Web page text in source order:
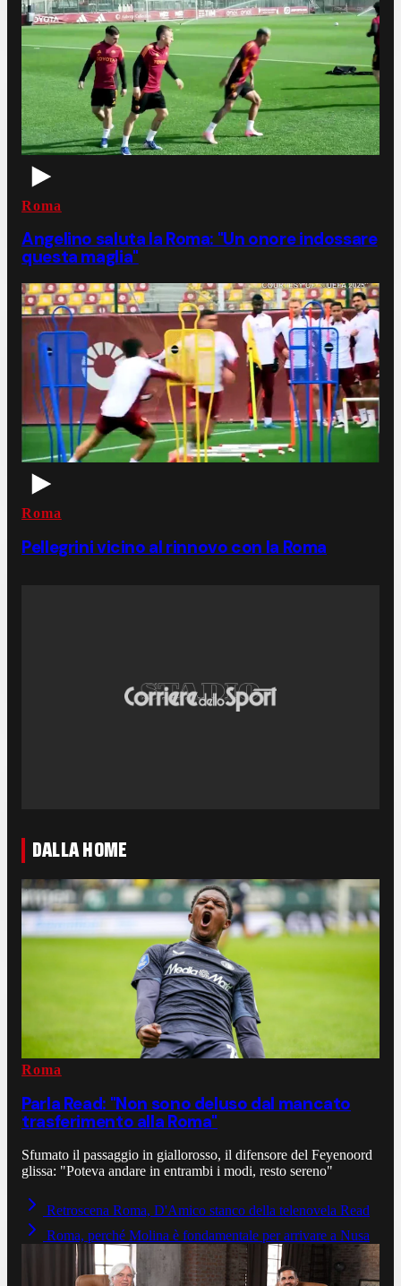
Roma
Angelino saluta la Roma: "Un onore indossare
questa maglia"
Roma
Pellegrini vicino al rinnovo con la Roma
DALLA HOME
Roma
Parla Read: "Non sono deluso dal mancato
trasferimento alla Roma"
Sfumato il passaggio in giallorosso, il difensore del Feyenoord
glissa: "Poteva andare in entrambi i modi, resto sereno"
Retroscena Roma, D'Amico stanco della telenovela Read
Roma, perché Molina è fondamentale per arrivare a Nusa